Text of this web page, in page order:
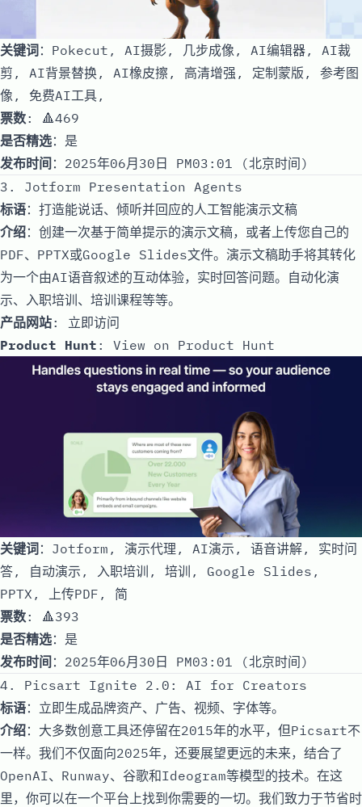
关键词：Pokecut, AI摄影, 几步成像, AI编辑器, AI裁
剪, AI背景替换, AI橡皮擦, 高清增强, 定制蒙版, 参考图
像, 免费AI工具,
票数: 🔺469
是否精选：是
发布时间 ：2025年06月30日 PM03:01 (北京时间)
3. Jotform Presentation Agents
标语：打造能说话、倾听并回应的人工智能演示文稿
介绍：创建一次基于简单提示的演示文稿，或者上传您自己的
PDF、PPTX或Google Slides文件。演示文稿助手将其转化
为一个由AI语音叙述的互动体验，实时回答问题。自动化演
示、入职培训、培训课程等等。
产品网站: 立即访问
Product Hunt : View on Product Hunt
关键词：Jotform, 演示代理, AI演示, 语音讲解, 实时问
答, 自动演示, 入职培训, 培训, Google Slides,
PPTX, 上传PDF, 简
票数: 🔺393
是否精选：是
发布时间 ：2025年06月30日 PM03:01 (北京时间)
4. Picsart Ignite 2.0: AI for Creators
标语：立即生成品牌资产、广告、视频、字体等。
介绍：大多数创意工具还停留在2015年的水平，但Picsart不
一样。我们不仅面向2025年，还要展望更远的未来，结合了
OpenAI、Runway、谷歌和Ideogram等模型的技术。在这
里，你可以在一个平台上找到你需要的一切。我们致力于节省时